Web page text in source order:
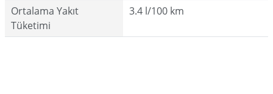
Ortalama Yakıt
Tüketimi
3.4 l/100 km